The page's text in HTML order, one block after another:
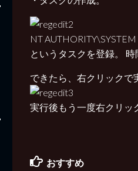
NT
というタスクを登録。
できたら、右クリックで
実行後もう一度右クリッ
おすすめ